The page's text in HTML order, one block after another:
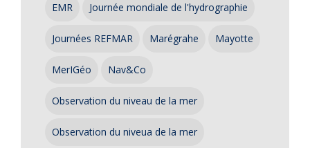
EMR Journée mondiale de l'hydrographie
Journées REFMAR Marégrahe Mayotte
MerIGéo Nav&Co
Observation du niveau de la mer
Observation du niveua de la mer